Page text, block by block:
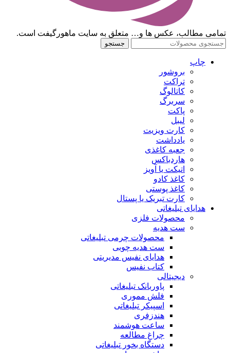
تمامی مطالب، عکس ها و… متعلق به سایت ماهورگیفت است.
جستجو
چاپ
بروشور
تراکت
کاتالوگ
سربرگ
پاکت
لیبل
کارت ویزیت
یادداشت
جعبه کاغذی
هاردباکس
اتیکت یا آویز
کاغذ کادو
کاغذ پوستی
کارت تبریک یا پستال
هدایای تبلیغاتی
محصولات فلزی
ست هدیه
محصولات چرمی تبلیغاتی
ست هدیه چوبی
هدایای نفیس مدیریتی
کتاب نفیس
دیجیتالی
پاوربانک تبلیغاتی
فلش مموری
اسپیکر تبلیغاتی
هندزفری
ساعت هوشمند
چراغ مطالعه
دستگاه بخور تبلیغاتی